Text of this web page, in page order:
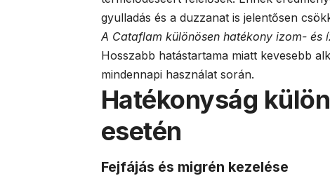
gyulladás és a duzzanat is jelentősen
A Cataflam különösen hatékony izom- és
Hosszabb hatástartama miatt kevesebb
mindennapi használat során.
Hatékonyság
esetén
Fejfájás és migrén kezelése